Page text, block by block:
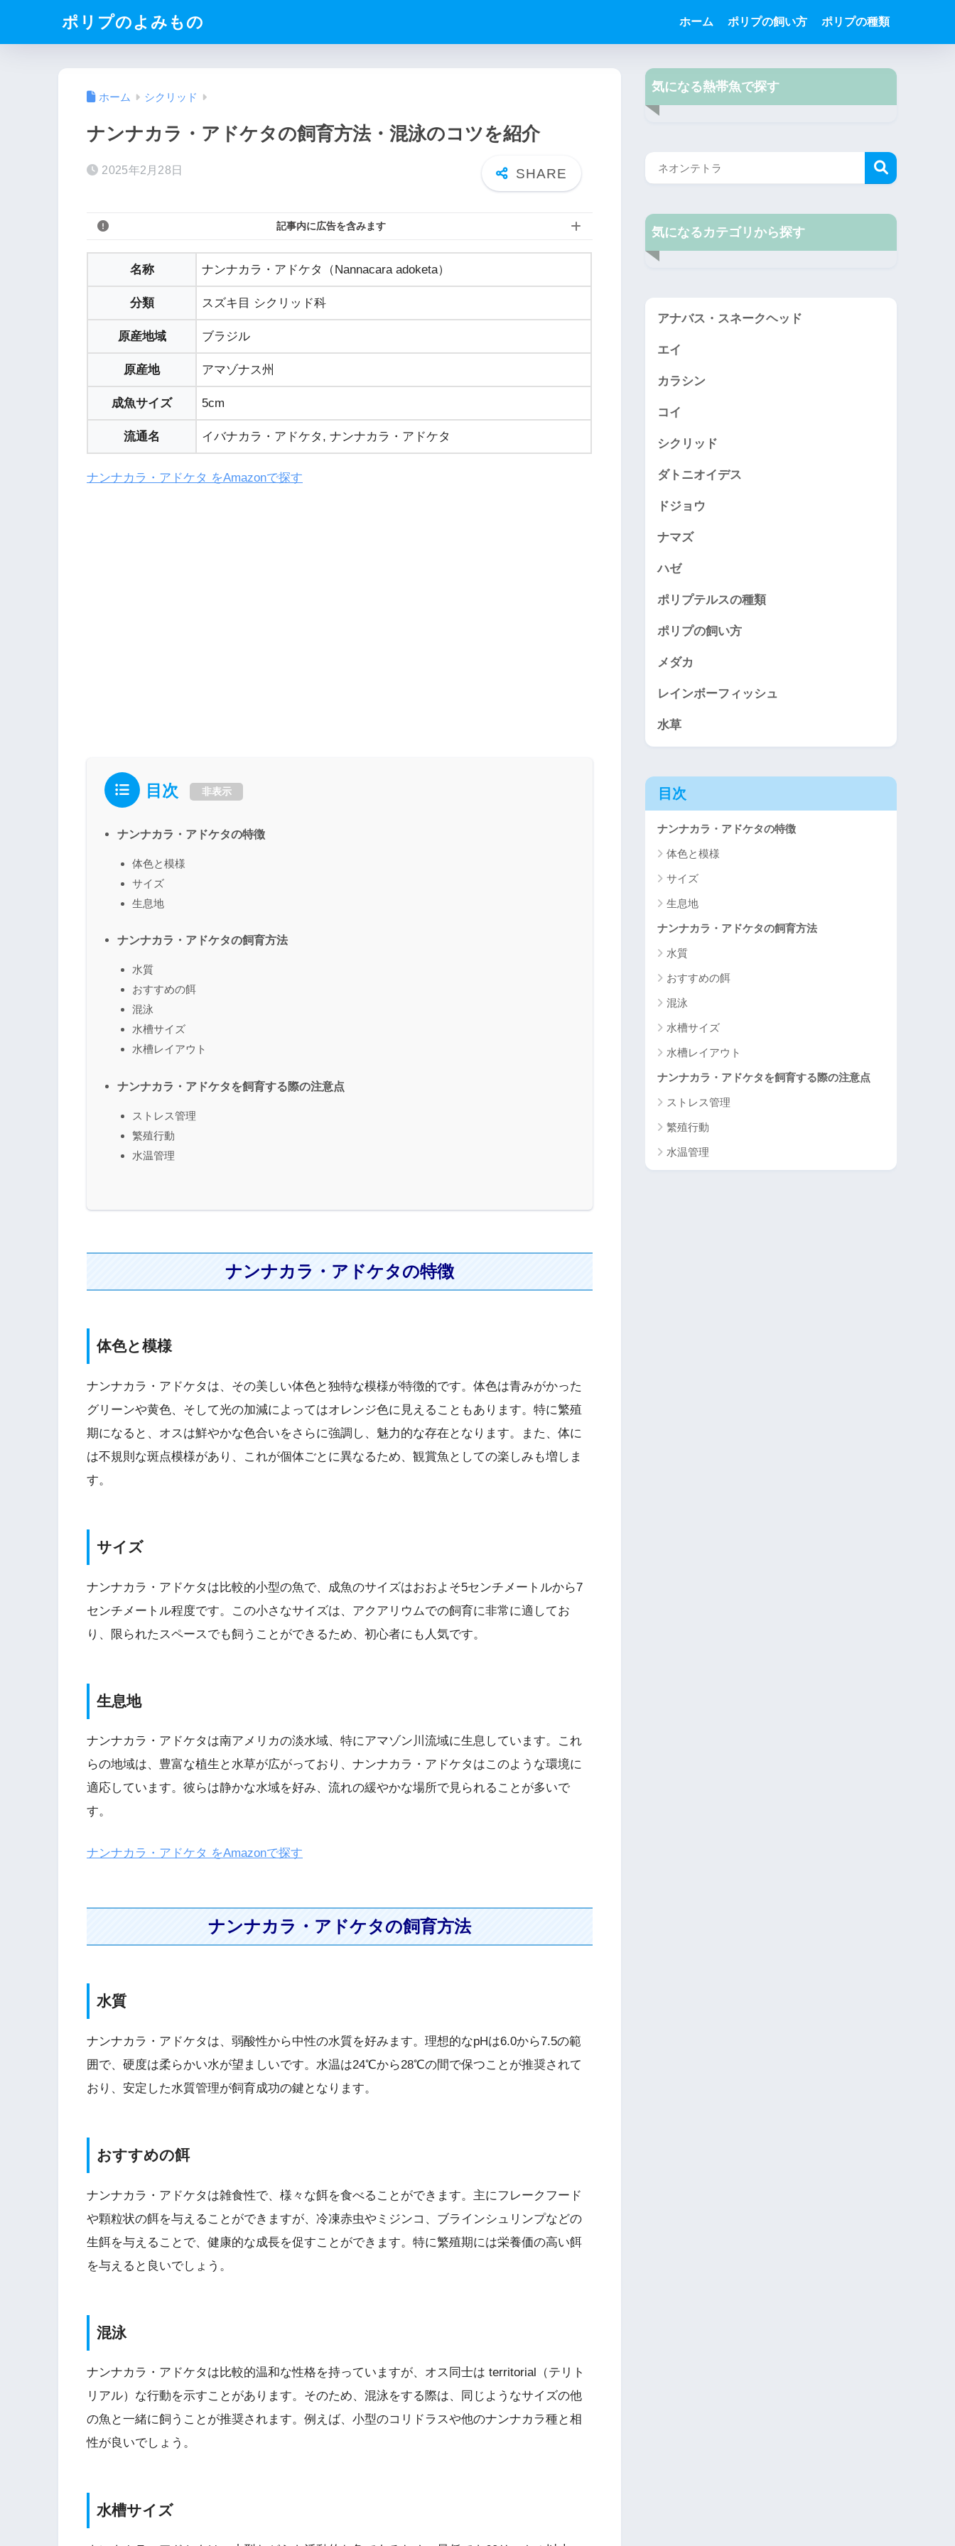
ポリプのよみもの ホーム ポリプの飼い方 ポリプの種類
ホーム シクリッド
ナンナカラ・アドケタの飼育方法・混泳のコツを紹介
2025年2月28日
記事内に広告を含みます
名称 ナンナカラ・アドケタ（Nannacara adoketa）
分類 スズキ目 シクリッド科
原産地域 ブラジル
原産地 アマゾナス州
成魚サイズ 5cm
流通名 イバナカラ・アドケタ, ナンナカラ・アドケタ
ナンナカラ・アドケタ をAmazonで探す
目次 非表示
ナンナカラ・アドケタの特徴
体色と模様
サイズ
生息地
ナンナカラ・アドケタの飼育方法
水質
おすすめの餌
混泳
水槽サイズ
水槽レイアウト
ナンナカラ・アドケタを飼育する際の注意点
ストレス管理
繁殖行動
水温管理
ナンナカラ・アドケタの特徴
体色と模様
ナンナカラ・アドケタは、その美しい体色と独特な模様が特徴的です。体色は青みがかった
グリーンや黄色、そして光の加減によってはオレンジ色に見えることもあります。特に繁殖
期になると、オスは鮮やかな色合いをさらに強調し、魅力的な存在となります。また、体に
は不規則な斑点模様があり、これが個体ごとに異なるため、観賞魚としての楽しみも増しま
す。
サイズ
ナンナカラ・アドケタは比較的小型の魚で、成魚のサイズはおおよそ5センチメートルから7
センチメートル程度です。この小さなサイズは、アクアリウムでの飼育に非常に適してお
り、限られたスペースでも飼うことができるため、初心者にも人気です。
生息地
ナンナカラ・アドケタは南アメリカの淡水域、特にアマゾン川流域に生息しています。これ
らの地域は、豊富な植生と水草が広がっており、ナンナカラ・アドケタはこのような環境に
適応しています。彼らは静かな水域を好み、流れの緩やかな場所で見られることが多いで
す。
ナンナカラ・アドケタ をAmazonで探す
ナンナカラ・アドケタの飼育方法
水質
ナンナカラ・アドケタは、弱酸性から中性の水質を好みます。理想的なpHは6.0から7.5の範
囲で、硬度は柔らかい水が望ましいです。水温は24℃から28℃の間で保つことが推奨されて
おり、安定した水質管理が飼育成功の鍵となります。
おすすめの餌
ナンナカラ・アドケタは雑食性で、様々な餌を食べることができます。主にフレークフード
や顆粒状の餌を与えることができますが、冷凍赤虫やミジンコ、ブラインシュリンプなどの
生餌を与えることで、健康的な成長を促すことができます。特に繁殖期には栄養価の高い餌
を与えると良いでしょう。
混泳
ナンナカラ・アドケタは比較的温和な性格を持っていますが、オス同士は territorial（テリト
リアル）な行動を示すことがあります。そのため、混泳をする際は、同じようなサイズの他
の魚と一緒に飼うことが推奨されます。例えば、小型のコリドラスや他のナンナカラ種と相
性が良いでしょう。
水槽サイズ
気になる熱帯魚で探す
気になるカテゴリから探す
アナバス・スネークヘッド
エイ
カラシン
コイ
シクリッド
ダトニオイデス
ドジョウ
ナマズ
ハゼ
ポリプテルスの種類
ポリプの飼い方
メダカ
レインボーフィッシュ
水草
目次
ナンナカラ・アドケタの特徴
体色と模様
サイズ
生息地
ナンナカラ・アドケタの飼育方法
水質
おすすめの餌
混泳
水槽サイズ
水槽レイアウト
ナンナカラ・アドケタを飼育する際の注意点
ストレス管理
繁殖行動
水温管理